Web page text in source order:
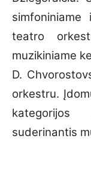
simfoniniame
teatro
muzikiniame
D.
orkestru.
suderinantis